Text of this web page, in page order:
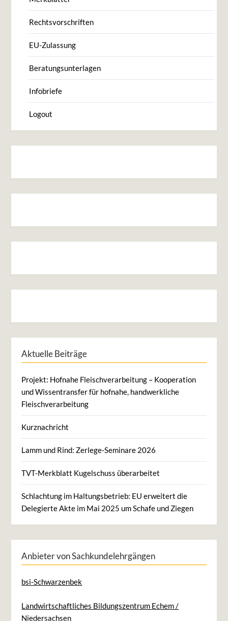
Rechtsvorschriften
EU-Zulassung
Beratungsunterlagen
Infobriefe
Logout
Aktuelle Beiträge
Projekt: Hofnahe Fleischverarbeitung – Kooperation
und Wissentransfer für hofnahe, handwerkliche
Fleischverarbeitung
Kurznachricht
Lamm und Rind: Zerlege-Seminare 2026
TVT-Merkblatt Kugelschuss überarbeitet
Schlachtung im Haltungsbetrieb: EU erweitert die
Delegierte Akte im Mai 2025 um Schafe und Ziegen
Anbieter von Sachkundelehrgängen
bsi-Schwarzenbek
Landwirtschaftliches Bildungszentrum Echem /
Niedersachsen